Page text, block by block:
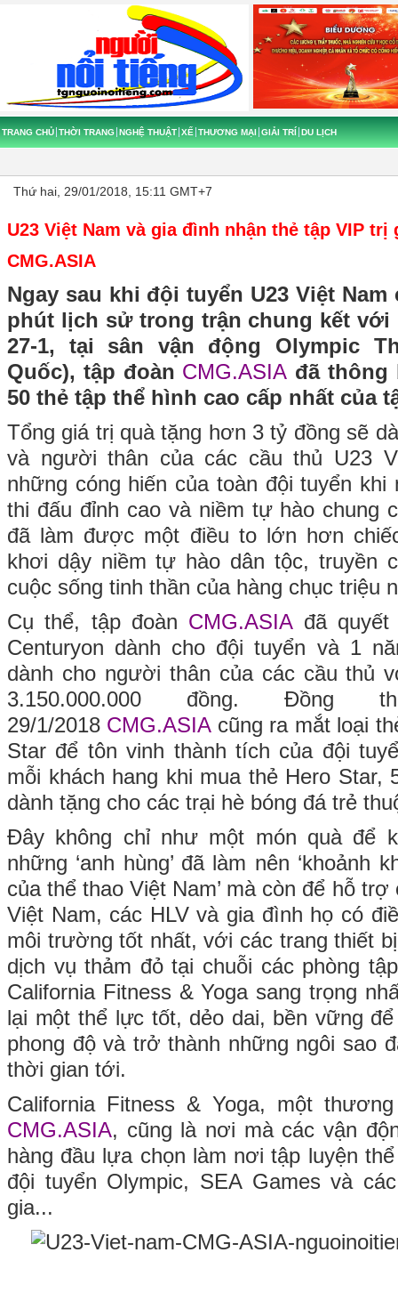
TRANG CHỦ THỜI TRANG NGHỆ THUẬT XẾ THƯƠNG MẠI GIẢI TRÍ DU LỊCH
Thứ hai, 29/01/2018, 15:11 GMT+7
U23 Việt Nam và gia đình nhận thẻ tập VIP
CMG.ASIA
Ngay sau khi đội tuyển U23 Việt
phút lịch sử trong trận chung kết với
27-1, tại sân vận động Olympic
Quốc), tập đoàn CMG.ASIA đã thông
50 thẻ tập thể hình cao cấp nhất của
Tổng giá trị quà tặng hơn 3 tỷ đồng sẽ
và người thân của các cầu thủ U23
những cóng hiến của toàn đội tuyển khi
thi đấu đỉnh cao và niềm tự hào chung
đã làm được một điều to lớn hơn
khơi dậy niềm tự hào dân tộc, truyền
cuộc sống tinh thần của hàng chục triệu
Cụ thể, tập đoàn CMG.ASIAđã quyết
Centuryon dành cho đội tuyển và 1
dành cho người thân của các cầu thủ
3.150.000.000 đồng. Đồng
29/1/2018 CMG.ASIAcũng ra mắt loại
Star để tôn vinh thành tích của đội
mỗi khách hang khi mua thẻ Hero Star,
dành tặng cho các trại hè bóng đá trẻ
Đây không chỉ như một món quà để
những ‘anh hùng’ đã làm nên ‘khoảnh
của thể thao Việt Nam’ mà còn để hỗ
Việt Nam, các HLV và gia đình họ có
môi trường tốt nhất, với các trang thiết
dịch vụ thảm đỏ tại chuỗi các phòng
California Fitness & Yoga sang trọng
lại một thể lực tốt, dẻo dai, bền vững
phong độ và trở thành những ngôi sao
thời gian tới.
California Fitness & Yoga, một
CMG.ASIA, cũng là nơi mà các vận
hàng đầu lựa chọn làm nơi tập luyện
đội tuyển Olympic, SEA Games và
gia...